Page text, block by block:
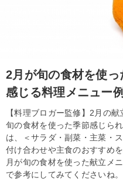
2月が旬の食材を使
感じる料理メニュー
【料理ブロガー監修】2月の
旬の食材を使った季節感じら
は、＜サラダ・副菜・主菜・
付け合わせや主食のおすすめ
月が旬の食材を使った献立メ
で参考にしてみてくださいね。